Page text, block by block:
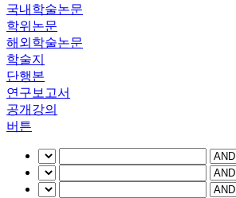
국내학술논문
학위논문
해외학술논문
학술지
단행본
연구보고서
공개강의
버튼